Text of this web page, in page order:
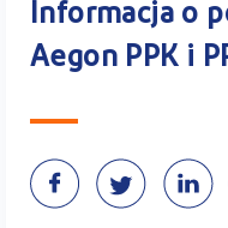
Informacja o
Aegon PPK i